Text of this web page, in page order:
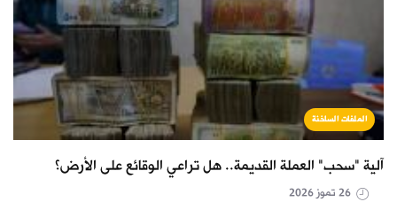
الملفات الساخنة
آلية "سحب" العملة القديمة.. هل تراعي الوقائع على الأرض؟